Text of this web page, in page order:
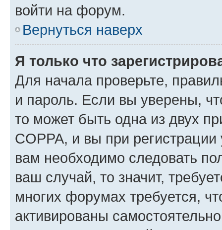
войти на форум.
Вернуться наверх
Я только что
Для начала проверьте,
и пароль. Если вы уверены,
то может быть одна из двух
COPPA, и вы при
вам необходимо следовать
ваш случай, то значит,
многих форумах требуется,
активированы